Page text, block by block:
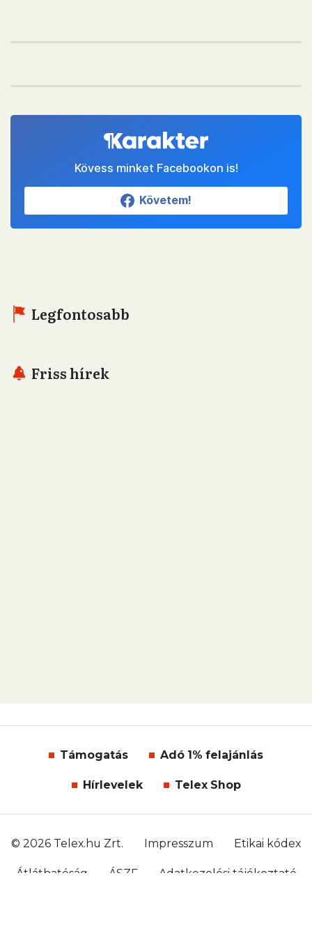
Kövess minket Facebookon is!
Követem!
Legfontosabb
Friss hírek
Támogatás Adó 1% felajánlás
Hírlevelek Telex Shop
© 2026 Telex.hu Zrt. Impresszum Etikai kódex
Átláthatóság ÁSZF Adatkezelési tájékoztató